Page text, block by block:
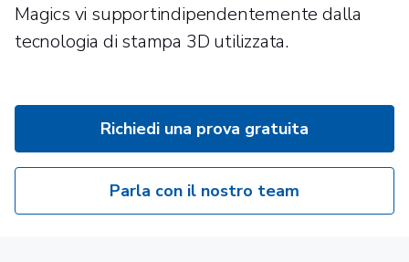
Magics vi supportindipendentemente dalla
tecnologia di stampa 3D utilizzata.
Richiedi una prova gratuita
Parla con il nostro team